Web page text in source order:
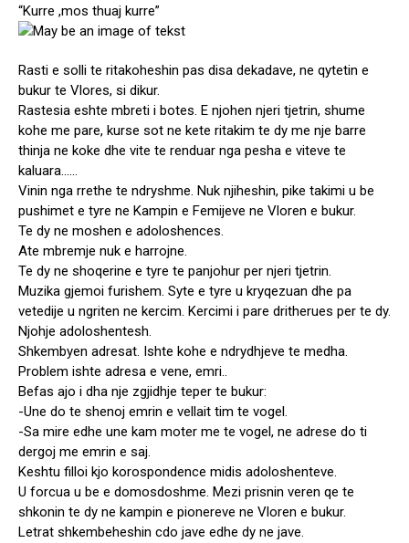
“Kurre ,mos thuaj kurre”
Rasti e solli te ritakoheshin pas disa dekadave, ne qytetin e
bukur te Vlores, si dikur.
Rastesia eshte mbreti i botes. E njohen njeri tjetrin, shume
kohe me pare, kurse sot ne kete ritakim te dy me nje barre
thinja ne koke dhe vite te renduar nga pesha e viteve te
kaluara……
Vinin nga rrethe te ndryshme. Nuk njiheshin, pike takimi u be
pushimet e tyre ne Kampin e Femijeve ne Vloren e bukur.
Te dy ne moshen e adoloshences.
Ate mbremje nuk e harrojne.
Te dy ne shoqerine e tyre te panjohur per njeri tjetrin.
Muzika gjemoi furishem. Syte e tyre u kryqezuan dhe pa
vetedije u ngriten ne kercim. Kercimi i pare dritherues per te dy.
Njohje adoloshentesh.
Shkembyen adresat. Ishte kohe e ndrydhjeve te medha.
Problem ishte adresa e vene, emri..
Befas ajo i dha nje zgjidhje teper te bukur:
-Une do te shenoj emrin e vellait tim te vogel.
-Sa mire edhe une kam moter me te vogel, ne adrese do ti
dergoj me emrin e saj.
Keshtu filloi kjo korospondence midis adoloshenteve.
U forcua u be e domosdoshme. Mezi prisnin veren qe te
shkonin te dy ne kampin e pionereve ne Vloren e bukur.
Letrat shkembeheshin cdo jave edhe dy ne jave.